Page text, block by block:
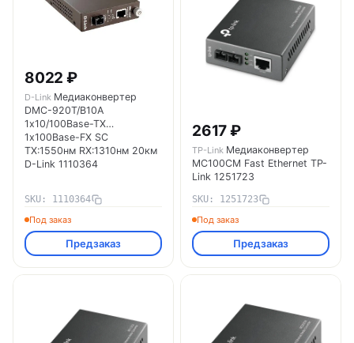
8022 ₽
D-Link Медиаконвертер
DMC-920T/B10A
1х10/100Base-TX
1х100Base-FX SC
ТХ:1550нм RX:1310нм 20км
D-Link 1110364
SKU: 1110364
Под заказ
Предзаказ
2617 ₽
TP-Link Медиаконвертер
MC100CM Fast Ethernet TP-
Link 1251723
SKU: 1251723
Под заказ
Предзаказ